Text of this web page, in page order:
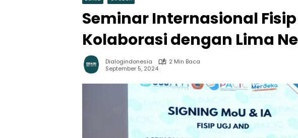
Seminar Internasional Fisip
Kolaborasi dengan Lima
Dialogindonesia
2 Min Baca
September 5, 2024